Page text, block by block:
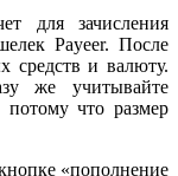
для зачисления
Payeer. После
средств и валюту.
же учитывайте
что размер
«пополнение